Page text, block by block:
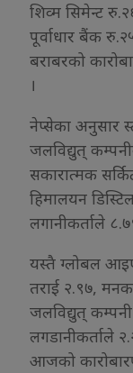
शिव्म सिमेन्ट
पूर्वाधार बैंक
बराबरको
।
नेप्सेका अनुसार
जलविद्युत्
सकारात्मक
हिमालयन
लगानीकर्ताले
यस्तै ग्लोबल
तराई २.९७,
जलविद्युत् कम्पनी
लगडानीकर्ताले
आजको